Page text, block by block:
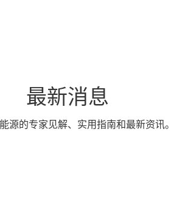
最新消息
源的专家见解、实用指南和最新资讯。